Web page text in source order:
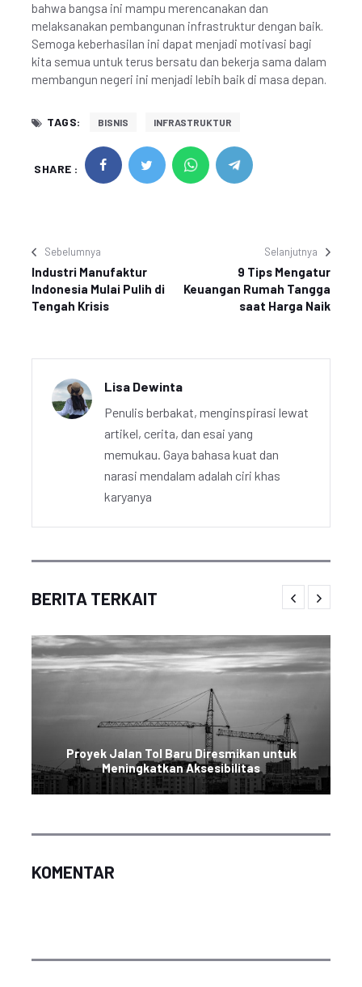
bahwa bangsa ini mampu merencanakan dan
melaksanakan pembangunan infrastruktur dengan baik.
Semoga keberhasilan ini dapat menjadi motivasi bagi
kita semua untuk terus bersatu dan bekerja sama dalam
membangun negeri ini menjadi lebih baik di masa depan.
TAGS: BISNIS INFRASTRUKTUR
SHARE :
Sebelumnya
Industri Manufaktur
Indonesia Mulai Pulih di
Tengah Krisis
Selanjutnya
9 Tips Mengatur
Keuangan Rumah Tangga
saat Harga Naik
Lisa Dewinta
Penulis berbakat, menginspirasi lewat
artikel, cerita, dan esai yang
memukau. Gaya bahasa kuat dan
narasi mendalam adalah ciri khas
karyanya
BERITA TERKAIT
Proyek Jalan Tol Baru Diresmikan untuk
Meningkatkan Aksesibilitas
KOMENTAR